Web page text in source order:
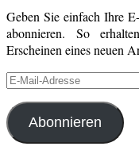
Geben Sie einfach Ihre
abonnieren. So
Erscheinen eines neuen
E-
Adresse
Abonnieren